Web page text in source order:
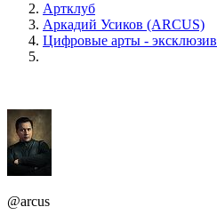
Артклуб
Аркадий Усиков (ARCUS)
Цифровые арты - эксклюзив
@arcus